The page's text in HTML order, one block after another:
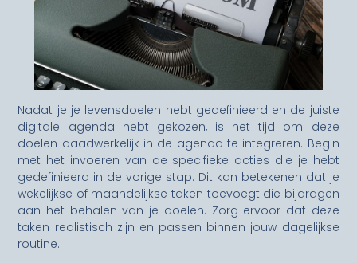
Nadat je je levensdoelen hebt gedefinieerd en de juiste
digitale agenda hebt gekozen, is het tijd om deze
doelen daadwerkelijk in de agenda te integreren. Begin
met het invoeren van de specifieke acties die je hebt
gedefinieerd in de vorige stap. Dit kan betekenen dat je
wekelijkse of maandelijkse taken toevoegt die bijdragen
aan het behalen van je doelen. Zorg ervoor dat deze
taken realistisch zijn en passen binnen jouw dagelijkse
routine.